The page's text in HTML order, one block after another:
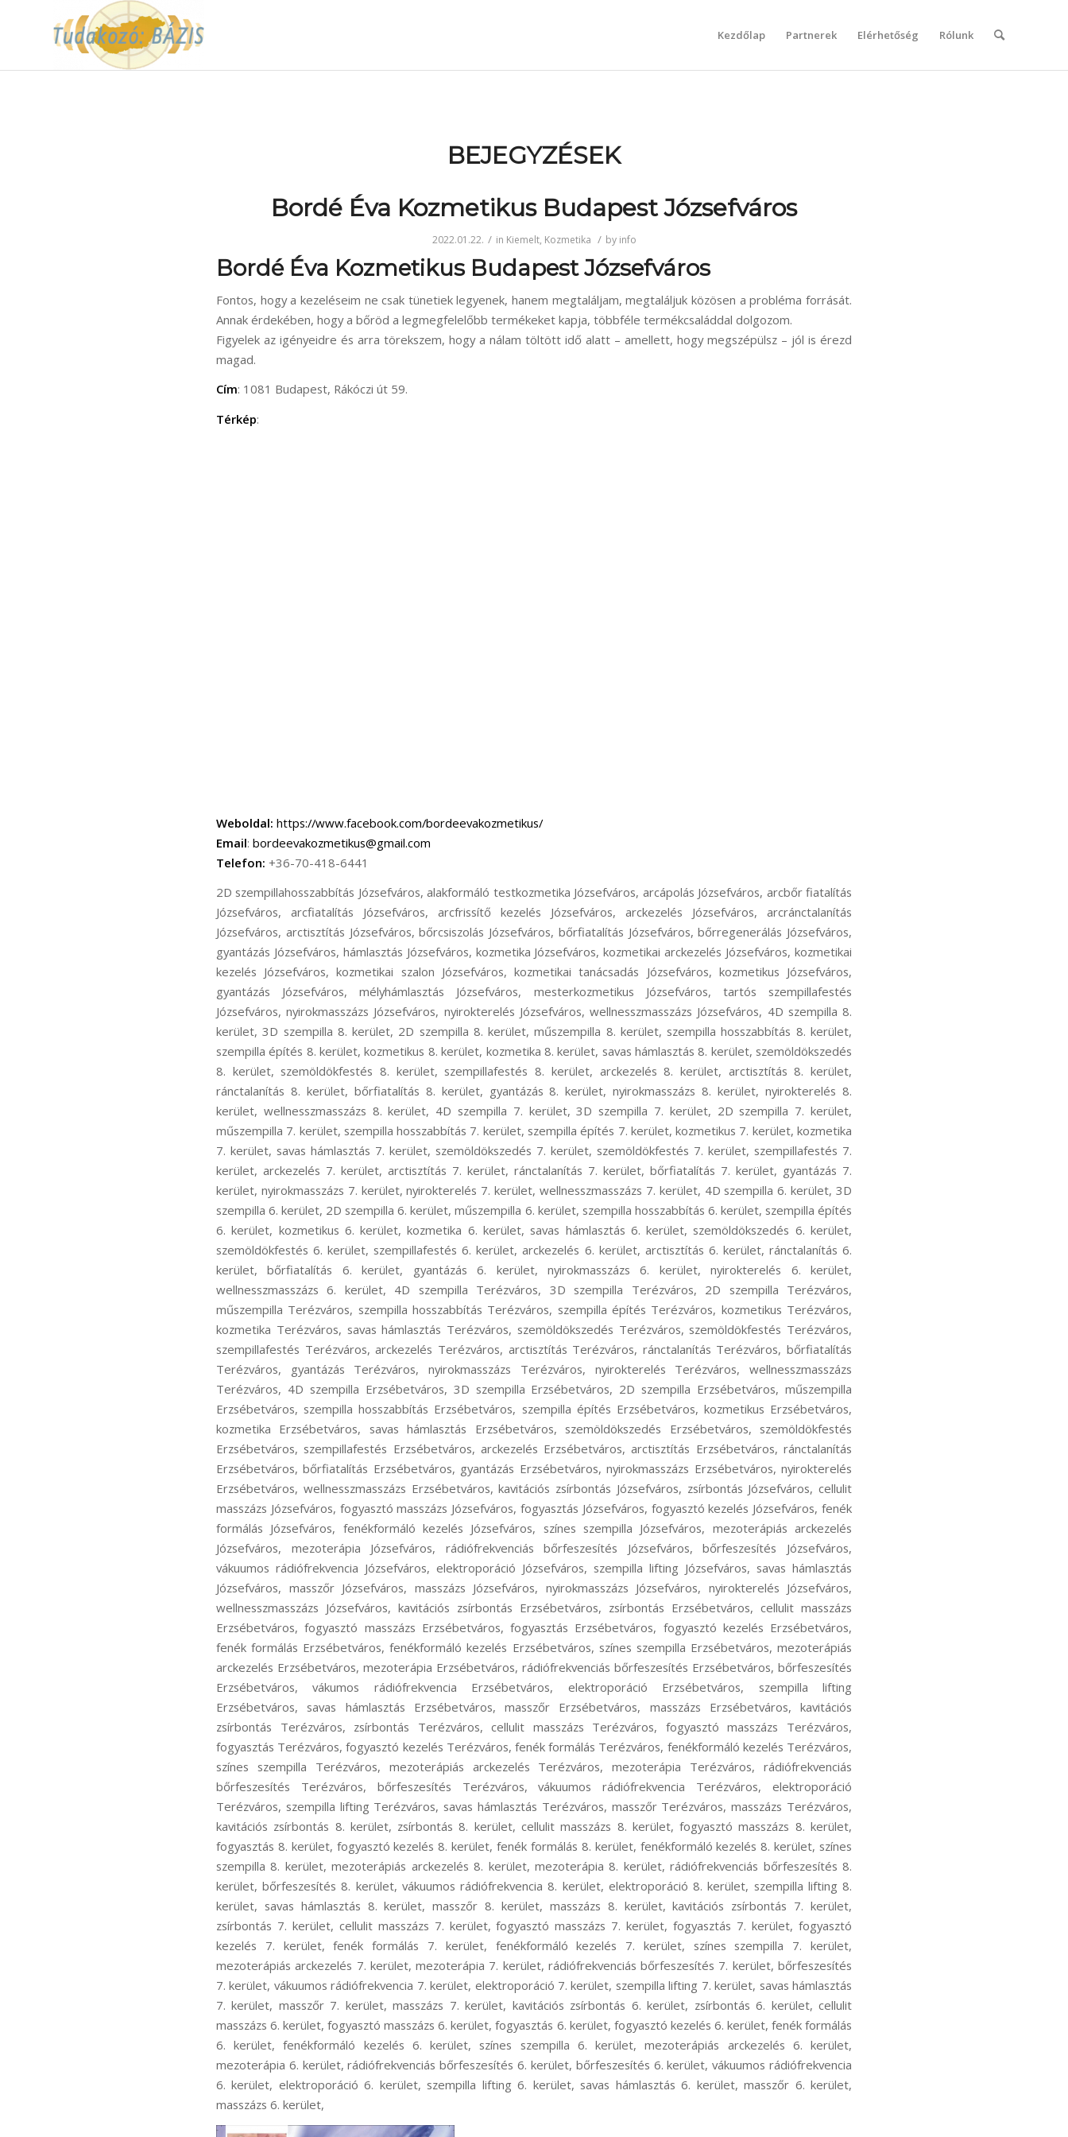
Kezdőlap Partnerek Elérhetőség Rólunk
BEJEGYZÉSEK
Bordé Éva Kozmetikus Budapest Józsefváros
2022.01.22. / in Kiemelt, Kozmetika / by info
Bordé Éva Kozmetikus Budapest Józsefváros
Fontos, hogy a kezeléseim ne csak tünetiek legyenek, hanem megtaláljam, megtaláljuk közösen a probléma forrását.
Annak érdekében, hogy a bőröd a legmegfelelőbb termékeket kapja, többféle termékcsaláddal dolgozom.
Figyelek az igényeidre és arra törekszem, hogy a nálam töltött idő alatt – amellett, hogy megszépülsz – jól is érezd
magad.
Cím: 1081 Budapest, Rákóczi út 59.
Térkép:
Weboldal: https://www.facebook.com/bordeevakozmetikus/
Email: bordeevakozmetikus@gmail.com
Telefon: +36-70-418-6441
2D szempillahosszabbítás Józsefváros, alakformáló testkozmetika Józsefváros, arcápolás Józsefváros, arcbőr fiatalítás
Józsefváros, arcfiatalítás Józsefváros, arcfrissítő kezelés Józsefváros, arckezelés Józsefváros, arcránctalanítás
Józsefváros, arctisztítás Józsefváros, bőrcsiszolás Józsefváros, bőrfiatalítás Józsefváros, bőrregenerálás Józsefváros,
gyantázás Józsefváros, hámlasztás Józsefváros, kozmetika Józsefváros, kozmetikai arckezelés Józsefváros, kozmetikai
kezelés Józsefváros, kozmetikai szalon Józsefváros, kozmetikai tanácsadás Józsefváros, kozmetikus Józsefváros,
gyantázás Józsefváros, mélyhámlasztás Józsefváros, mesterkozmetikus Józsefváros, tartós szempillafestés
Józsefváros, nyirokmasszázs Józsefváros, nyirokterelés Józsefváros, wellnesszmasszázs Józsefváros, 4D szempilla 8.
kerület, 3D szempilla 8. kerület, 2D szempilla 8. kerület, műszempilla 8. kerület, szempilla hosszabbítás 8. kerület,
szempilla építés 8. kerület, kozmetikus 8. kerület, kozmetika 8. kerület, savas hámlasztás 8. kerület, szemöldökszedés
8. kerület, szemöldökfestés 8. kerület, szempillafestés 8. kerület, arckezelés 8. kerület, arctisztítás 8. kerület,
ránctalanítás 8. kerület, bőrfiatalítás 8. kerület, gyantázás 8. kerület, nyirokmasszázs 8. kerület, nyirokterelés 8.
kerület, wellnesszmasszázs 8. kerület, 4D szempilla 7. kerület, 3D szempilla 7. kerület, 2D szempilla 7. kerület,
műszempilla 7. kerület, szempilla hosszabbítás 7. kerület, szempilla építés 7. kerület, kozmetikus 7. kerület, kozmetika
7. kerület, savas hámlasztás 7. kerület, szemöldökszedés 7. kerület, szemöldökfestés 7. kerület, szempillafestés 7.
kerület, arckezelés 7. kerület, arctisztítás 7. kerület, ránctalanítás 7. kerület, bőrfiatalítás 7. kerület, gyantázás 7.
kerület, nyirokmasszázs 7. kerület, nyirokterelés 7. kerület, wellnesszmasszázs 7. kerület, 4D szempilla 6. kerület, 3D
szempilla 6. kerület, 2D szempilla 6. kerület, műszempilla 6. kerület, szempilla hosszabbítás 6. kerület, szempilla építés
6. kerület, kozmetikus 6. kerület, kozmetika 6. kerület, savas hámlasztás 6. kerület, szemöldökszedés 6. kerület,
szemöldökfestés 6. kerület, szempillafestés 6. kerület, arckezelés 6. kerület, arctisztítás 6. kerület, ránctalanítás 6.
kerület, bőrfiatalítás 6. kerület, gyantázás 6. kerület, nyirokmasszázs 6. kerület, nyirokterelés 6. kerület,
wellnesszmasszázs 6. kerület, 4D szempilla Terézváros, 3D szempilla Terézváros, 2D szempilla Terézváros,
műszempilla Terézváros, szempilla hosszabbítás Terézváros, szempilla építés Terézváros, kozmetikus Terézváros,
kozmetika Terézváros, savas hámlasztás Terézváros, szemöldökszedés Terézváros, szemöldökfestés Terézváros,
szempillafestés Terézváros, arckezelés Terézváros, arctisztítás Terézváros, ránctalanítás Terézváros, bőrfiatalítás
Terézváros, gyantázás Terézváros, nyirokmasszázs Terézváros, nyirokterelés Terézváros, wellnesszmasszázs
Terézváros, 4D szempilla Erzsébetváros, 3D szempilla Erzsébetváros, 2D szempilla Erzsébetváros, műszempilla
Erzsébetváros, szempilla hosszabbítás Erzsébetváros, szempilla építés Erzsébetváros, kozmetikus Erzsébetváros,
kozmetika Erzsébetváros, savas hámlasztás Erzsébetváros, szemöldökszedés Erzsébetváros, szemöldökfestés
Erzsébetváros, szempillafestés Erzsébetváros, arckezelés Erzsébetváros, arctisztítás Erzsébetváros, ránctalanítás
Erzsébetváros, bőrfiatalítás Erzsébetváros, gyantázás Erzsébetváros, nyirokmasszázs Erzsébetváros, nyirokterelés
Erzsébetváros, wellnesszmasszázs Erzsébetváros, kavitációs zsírbontás Józsefváros, zsírbontás Józsefváros, cellulit
masszázs Józsefváros, fogyasztó masszázs Józsefváros, fogyasztás Józsefváros, fogyasztó kezelés Józsefváros, fenék
formálás Józsefváros, fenékformáló kezelés Józsefváros, színes szempilla Józsefváros, mezoterápiás arckezelés
Józsefváros, mezoterápia Józsefváros, rádiófrekvenciás bőrfeszesítés Józsefváros, bőrfeszesítés Józsefváros,
vákuumos rádiófrekvencia Józsefváros, elektroporáció Józsefváros, szempilla lifting Józsefváros, savas hámlasztás
Józsefváros, masszőr Józsefváros, masszázs Józsefváros, nyirokmasszázs Józsefváros, nyirokterelés Józsefváros,
wellnesszmasszázs Józsefváros, kavitációs zsírbontás Erzsébetváros, zsírbontás Erzsébetváros, cellulit masszázs
Erzsébetváros, fogyasztó masszázs Erzsébetváros, fogyasztás Erzsébetváros, fogyasztó kezelés Erzsébetváros,
fenék formálás Erzsébetváros, fenékformáló kezelés Erzsébetváros, színes szempilla Erzsébetváros, mezoterápiás
arckezelés Erzsébetváros, mezoterápia Erzsébetváros, rádiófrekvenciás bőrfeszesítés Erzsébetváros, bőrfeszesítés
Erzsébetváros, vákumos rádiófrekvencia Erzsébetváros, elektroporáció Erzsébetváros, szempilla lifting
Erzsébetváros, savas hámlasztás Erzsébetváros, masszőr Erzsébetváros, masszázs Erzsébetváros, kavitációs
zsírbontás Terézváros, zsírbontás Terézváros, cellulit masszázs Terézváros, fogyasztó masszázs Terézváros,
fogyasztás Terézváros, fogyasztó kezelés Terézváros, fenék formálás Terézváros, fenékformáló kezelés Terézváros,
színes szempilla Terézváros, mezoterápiás arckezelés Terézváros, mezoterápia Terézváros, rádiófrekvenciás
bőrfeszesítés Terézváros, bőrfeszesítés Terézváros, vákuumos rádiófrekvencia Terézváros, elektroporáció
Terézváros, szempilla lifting Terézváros, savas hámlasztás Terézváros, masszőr Terézváros, masszázs Terézváros,
kavitációs zsírbontás 8. kerület, zsírbontás 8. kerület, cellulit masszázs 8. kerület, fogyasztó masszázs 8. kerület,
fogyasztás 8. kerület, fogyasztó kezelés 8. kerület, fenék formálás 8. kerület, fenékformáló kezelés 8. kerület, színes
szempilla 8. kerület, mezoterápiás arckezelés 8. kerület, mezoterápia 8. kerület, rádiófrekvenciás bőrfeszesítés 8.
kerület, bőrfeszesítés 8. kerület, vákuumos rádiófrekvencia 8. kerület, elektroporáció 8. kerület, szempilla lifting 8.
kerület, savas hámlasztás 8. kerület, masszőr 8. kerület, masszázs 8. kerület, kavitációs zsírbontás 7. kerület,
zsírbontás 7. kerület, cellulit masszázs 7. kerület, fogyasztó masszázs 7. kerület, fogyasztás 7. kerület, fogyasztó
kezelés 7. kerület, fenék formálás 7. kerület, fenékformáló kezelés 7. kerület, színes szempilla 7. kerület,
mezoterápiás arckezelés 7. kerület, mezoterápia 7. kerület, rádiófrekvenciás bőrfeszesítés 7. kerület, bőrfeszesítés
7. kerület, vákuumos rádiófrekvencia 7. kerület, elektroporáció 7. kerület, szempilla lifting 7. kerület, savas hámlasztás
7. kerület, masszőr 7. kerület, masszázs 7. kerület, kavitációs zsírbontás 6. kerület, zsírbontás 6. kerület, cellulit
masszázs 6. kerület, fogyasztó masszázs 6. kerület, fogyasztás 6. kerület, fogyasztó kezelés 6. kerület, fenék formálás
6. kerület, fenékformáló kezelés 6. kerület, színes szempilla 6. kerület, mezoterápiás arckezelés 6. kerület,
mezoterápia 6. kerület, rádiófrekvenciás bőrfeszesítés 6. kerület, bőrfeszesítés 6. kerület, vákuumos rádiófrekvencia
6. kerület, elektroporáció 6. kerület, szempilla lifting 6. kerület, savas hámlasztás 6. kerület, masszőr 6. kerület,
masszázs 6. kerület,